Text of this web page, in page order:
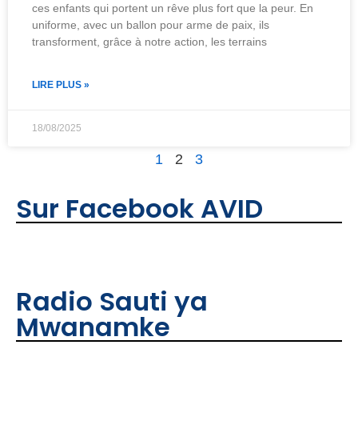
ces enfants qui portent un rêve plus fort que la peur. En
uniforme, avec un ballon pour arme de paix, ils
transforment, grâce à notre action, les terrains
LIRE PLUS »
18/08/2025
1 2 3
Sur Facebook AVID
Radio Sauti ya
Mwanamke